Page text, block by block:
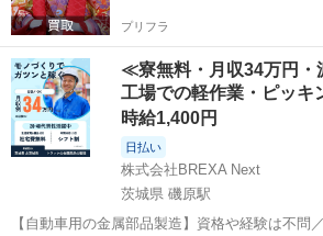
プリフラ
≪寮無料・月収34万円
工場での軽作業・ピッキ
時給1,400円
日払い
株式会社BREXA Next
茨城県 磯原駅
【自動車用の金属部品製造】資格や経験は不問